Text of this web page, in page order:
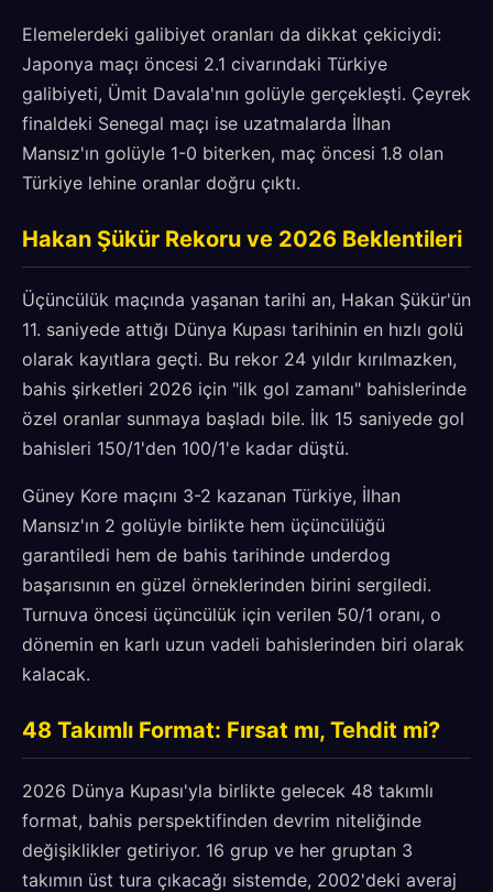
Elemelerdeki galibiyet oranları da dikkat çekiciydi:
Japonya maçı öncesi 2.1 civarındaki Türkiye
galibiyeti, Ümit Davala'nın golüyle gerçekleşti. Çeyrek
finaldeki Senegal maçı ise uzatmalarda İlhan
Mansız'ın golüyle 1-0 biterken, maç öncesi 1.8 olan
Türkiye lehine oranlar doğru çıktı.
Hakan Şükür Rekoru ve 2026 Beklentileri
Üçüncülük maçında yaşanan tarihi an, Hakan Şükür'ün
11. saniyede attığı Dünya Kupası tarihinin en hızlı golü
olarak kayıtlara geçti. Bu rekor 24 yıldır kırılmazken,
bahis şirketleri 2026 için "ilk gol zamanı" bahislerinde
özel oranlar sunmaya başladı bile. İlk 15 saniyede gol
bahisleri 150/1'den 100/1'e kadar düştü.
Güney Kore maçını 3-2 kazanan Türkiye, İlhan
Mansız'ın 2 golüyle birlikte hem üçüncülüğü
garantiledi hem de bahis tarihinde underdog
başarısının en güzel örneklerinden birini sergiledi.
Turnuva öncesi üçüncülük için verilen 50/1 oranı, o
dönemin en karlı uzun vadeli bahislerinden biri olarak
kalacak.
48 Takımlı Format: Fırsat mı, Tehdit mi?
2026 Dünya Kupası'yla birlikte gelecek 48 takımlı
format, bahis perspektifinden devrim niteliğinde
değişiklikler getiriyor. 16 grup ve her gruptan 3
takımın üst tura çıkacağı sistemde, 2002'deki averaj